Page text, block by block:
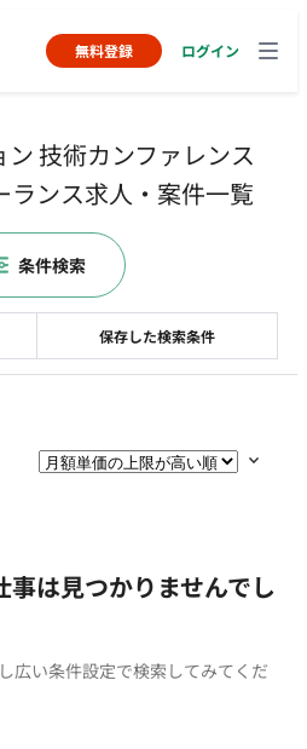
無料登録 ログイン
技術カンファレンス
ランス求人・案件一覧
は見つかりませんでし
広い条件設定で検索してみてくだ
保存した検索条件
条件検索